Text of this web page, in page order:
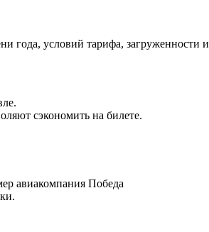
года, условий тарифа,
сэкономить на билете.
авиакомпания Победа